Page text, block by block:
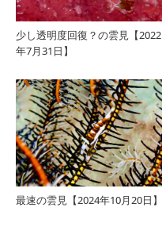
少し透明度回復？の雲見【2022
年7月31日】
最速の雲見【2024年10月20日】